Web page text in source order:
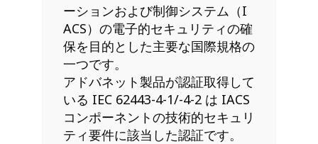
ーションおよび制御システム（I
ACS）の電子的セキュリティの確
保を目的とした主要な国際規格の
一つです。
アドバネット製品が認証取得して
いる IEC 62443-4-1/-4-2 は IACS
コンポーネントの技術的セキュリ
ティ要件に該当した認証です。